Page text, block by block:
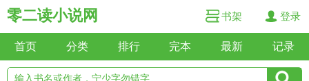
零二读小说网 书架 登录
首页 分类 排行 完本 最新 记录